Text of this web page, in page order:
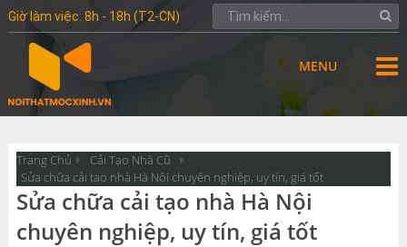
Giờ làm việc: 8h - 18h (T2-CN)
MENU
Trang Chủ
Cải Tạo Nhà Cũ
Sửa chữa cải tạo nhà Hà Nội chuyên nghiệp, uy tín, giá tốt
Sửa chữa cải tạo nhà Hà Nội
chuyên nghiệp, uy tín, giá tốt